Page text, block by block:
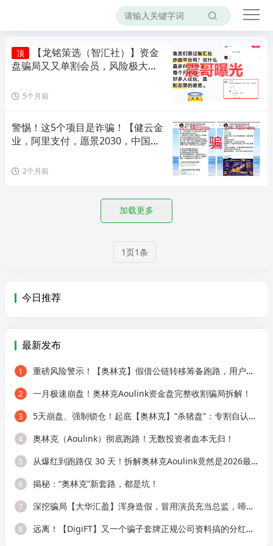
顶
【龙铭策选（智汇社）】资金
盘骗局又又单割会员，风险极大，
5个月前
警惕！这5个项目是诈骗！【健云金
业，阿里支付，愿景2030，中国企
2个月前
加载更多
1页1条
今日推荐
最新发布
1 重磅风险警示！【奥林克】假借公链转移筹备跑路，用户资金全面锁死，照搬崩
2 一月极速崩盘！奥林克Aoulink资金盘完整收割骗局拆解！
3 5天崩盘、强制锁仓！起底【奥林克】“杀猪盘”：专割自认聪明的老手！
4 奥林克（Aoulink）彻底跑路！无数投资者血本无归！
5 从爆红到跑路仅 30 天！拆解奥林克Aoulink竟然是2026最离谱的Web3 骗局
6 揭秘：“奥林克”新套路，都是坑！
7 深挖骗局【大华汇盈】浑身造假，冒用演员充当总监，啼笑皆非！
8 远离！【DigiFT】又一个骗子套牌正规公司资料搞的分红类资金盘骗局！